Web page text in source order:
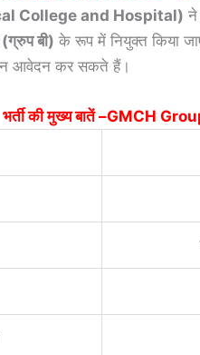
College and Hospital) ने
बी) के रूप में नियुक्त किया
आवेदन कर सकते हैं।
भर्ती की मुख्य बातें –GMCH